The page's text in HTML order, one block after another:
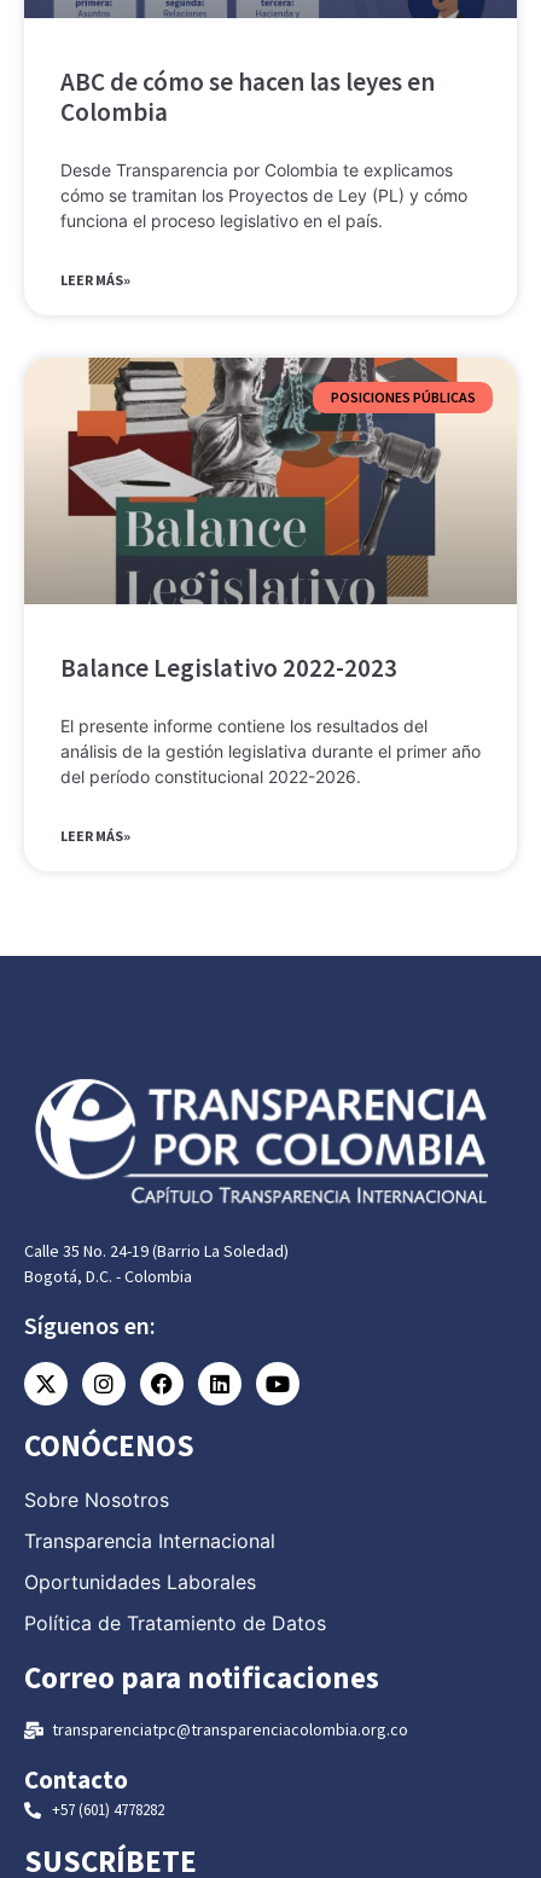
ABC de cómo se hacen las leyes en
Colombia
Desde Transparencia por Colombia te explicamos
cómo se tramitan los Proyectos de Ley (PL) y cómo
funciona el proceso legislativo en el país.
LEER MÁS»
POSICIONES PÚBLICAS
Balance Legislativo 2022-2023
El presente informe contiene los resultados del
análisis de la gestión legislativa durante el primer año
del período constitucional 2022-2026.
LEER MÁS»
Calle 35 No. 24-19 (Barrio La Soledad)
Bogotá, D.C. - Colombia
Síguenos en:
CONÓCENOS
Sobre Nosotros
Transparencia Internacional
Oportunidades Laborales
Política de Tratamiento de Datos
Correo para notificaciones
transparenciatpc@transparenciacolombia.org.co
Contacto
+57 (601) 4778282
SUSCRÍBETE